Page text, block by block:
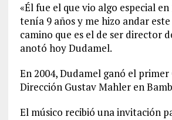
«Él fue el que vio algo especial
tenía 9 años y me hizo andar
camino que es el de ser director
anotó hoy Dudamel.
En 2004, Dudamel ganó el primer
Dirección Gustav Mahler en
El músico recibió una invitación